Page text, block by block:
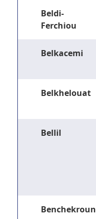
Beldi-
Ferchiou
Belkacemi
Belkhelouat
Bellil
Benchekroun